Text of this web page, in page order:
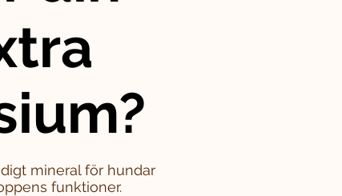
mineral för hundar
funktioner.